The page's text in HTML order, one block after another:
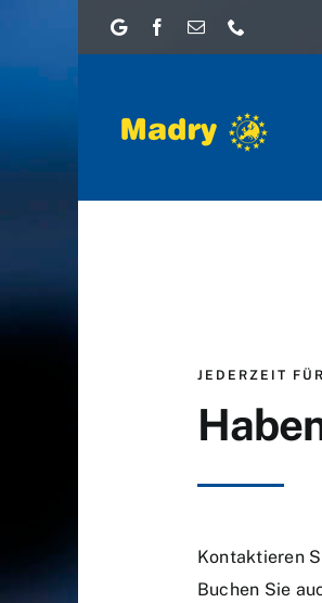
JEDERZEIT
Kontaktieren
Buchen Sie